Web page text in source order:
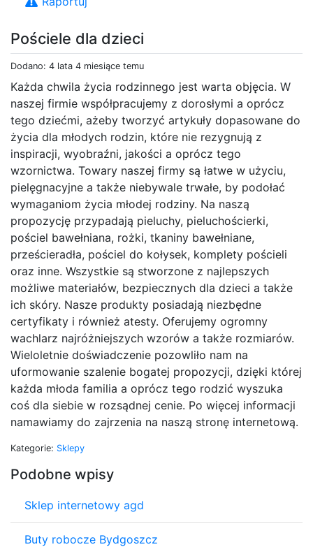
Pościele dla dzieci
Dodano: 4 lata 4 miesiące temu
Każda chwila życia rodzinnego jest warta objęcia. W
naszej firmie współpracujemy z dorosłymi a oprócz
tego dziećmi, ażeby tworzyć artykuły dopasowane do
życia dla młodych rodzin, które nie rezygnują z
inspiracji, wyobraźni, jakości a oprócz tego
wzornictwa. Towary naszej firmy są łatwe w użyciu,
pielęgnacyjne a także niebywale trwałe, by podołać
wymaganiom życia młodej rodziny. Na naszą
propozycję przypadają pieluchy, pieluchościerki,
pościel bawełniana, rożki, tkaniny bawełniane,
prześcieradła, pościel do kołysek, komplety pościeli
oraz inne. Wszystkie są stworzone z najlepszych
możliwe materiałów, bezpiecznych dla dzieci a także
ich skóry. Nasze produkty posiadają niezbędne
certyfikaty i również atesty. Oferujemy ogromny
wachlarz najróżniejszych wzorów a także rozmiarów.
Wieloletnie doświadczenie pozowliło nam na
uformowanie szalenie bogatej propozycji, dzięki której
każda młoda familia a oprócz tego rodzić wyszuka
coś dla siebie w rozsądnej cenie. Po więcej informacji
namawiamy do zajrzenia na naszą stronę internetową.
Kategorie: Sklepy
Podobne wpisy
Sklep internetowy agd
Buty robocze Bydgoszcz